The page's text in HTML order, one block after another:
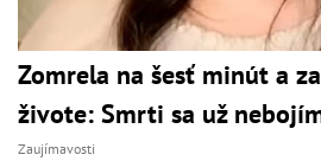
Zomrela na šesť minút a
živote: Smrti sa už
Zaujímavosti